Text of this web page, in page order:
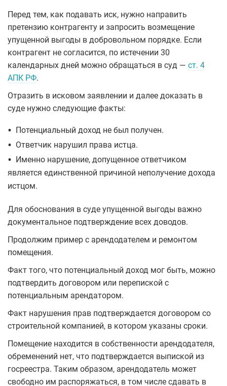
Перед тем, как подавать иск, нужно направить
претензию контрагенту и запросить возмещение
упущенной выгоды в добровольном порядке. Если
контрагент не согласится, по истечении 30
календарных дней можно обращаться в суд — ст. 4
АПК РФ.
Отразить в исковом заявлении и далее доказать в
суде нужно следующие факты:
• Потенциальный доход не был получен.
• Ответчик нарушил права истца.
•
Именно нарушение, допущенное ответчиком
является единственной причиной неполучение дохода
истцом.
Для обоснования в суде упущенной выгоды важно
документальное подтверждение всех доводов.
Продолжим пример с арендодателем и ремонтом
помещения.
Факт того, что потенциальный доход мог быть, можно
подтвердить договором или перепиской с
потенциальным арендатором.
Факт нарушения прав подтверждается договором со
строительной компанией, в котором указаны сроки.
Помещение находится в собственности арендодателя,
обременений нет, что подтверждается выпиской из
госреестра. Таким образом, арендодатель может
свободно им распоряжаться, в том числе сдавать в